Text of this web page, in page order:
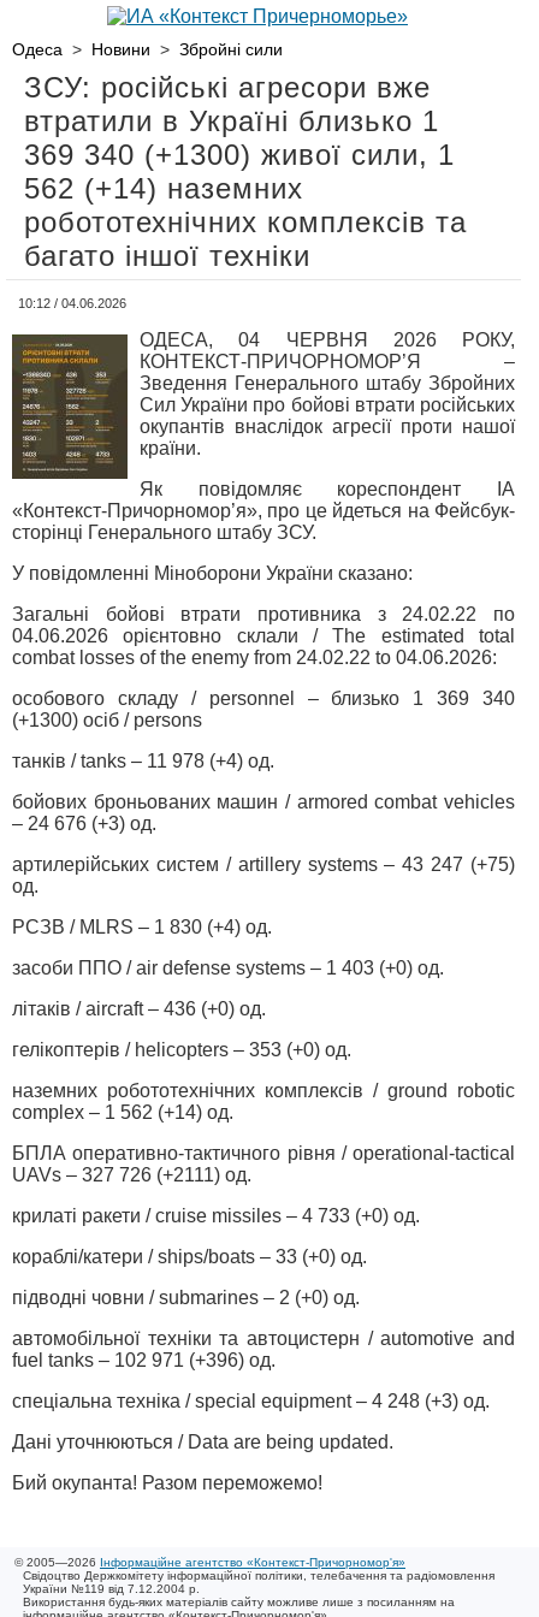
Одеса > Новини > Збройні сили
ЗСУ: російські агресори вже
втратили в Україні близько 1
369 340 (+1300) живої сили, 1
562 (+14) наземних
робототехнічних комплексів та
багато іншої техніки
10:12 / 04.06.2026
ОДЕСА, 04 ЧЕРВНЯ 2026 РОКУ,
КОНТЕКСТ-ПРИЧОРНОМОР’Я –
Зведення Генерального штабу Збройних
Сил України про бойові втрати російських
окупантів внаслідок агресії проти нашої
країни.
Як повідомляє кореспондент ІА
«Контекст-Причорномор’я», про це йдеться на Фейсбук-
сторінці Генерального штабу ЗСУ.
У повідомленні Міноборони України сказано:
Загальні бойові втрати противника з 24.02.22 по
04.06.2026 орієнтовно склали / The estimated total
combat losses of the enemy from 24.02.22 to 04.06.2026:
особового складу / personnel – близько 1 369 340
(+1300) осіб / persons
танків / tanks – 11 978 (+4) од.
бойових броньованих машин / armored combat vehicles
– 24 676 (+3) од.
артилерійських систем / artillery systems – 43 247 (+75)
од.
РСЗВ / MLRS – 1 830 (+4) од.
засоби ППО / air defense systems – 1 403 (+0) од.
літаків / aircraft – 436 (+0) од.
гелікоптерів / helicopters – 353 (+0) од.
наземних робототехнічних комплексів / ground robotic
complex – 1 562 (+14) од.
БПЛА оперативно-тактичного рівня / operational-tactical
UAVs – 327 726 (+2111) од.
крилаті ракети / cruise missiles – 4 733 (+0) од.
кораблі/катери / ships/boats – 33 (+0) од.
підводні човни / submarines – 2 (+0) од.
автомобільної техніки та автоцистерн / automotive and
fuel tanks – 102 971 (+396) од.
спеціальна техніка / special equipment – 4 248 (+3) од.
Дані уточнюються / Data are being updated.
Бий окупанта! Разом переможемо!
© 2005—2026 Інформаційне агентство «Контекст-Причорномор'я»
Свідоцтво Держкомітету інформаційної політики, телебачення та радіомовлення
України №119 від 7.12.2004 р.
Використання будь-яких матеріалів сайту можливе лише з посиланням на